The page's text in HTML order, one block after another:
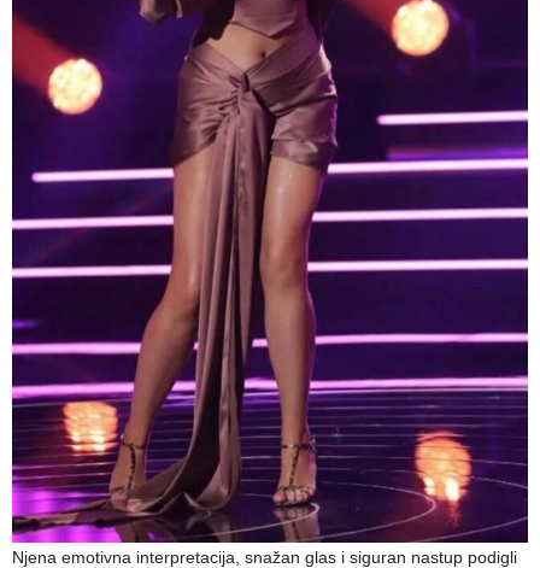
Njena emotivna interpretacija, snažan glas i siguran nastup podigli